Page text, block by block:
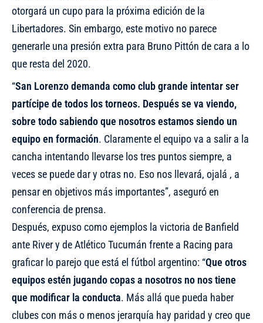
otorgará un cupo para la próxima edición de la
Libertadores. Sin embargo, este motivo no parece
generarle una presión extra para Bruno Pittón de cara a lo
que resta del 2020.
“San Lorenzo demanda como club grande intentar ser
partícipe de todos los torneos. Después se va viendo,
sobre todo sabiendo que nosotros estamos siendo un
equipo en formación. Claramente el equipo va a salir a la
cancha intentando llevarse los tres puntos siempre, a
veces se puede dar y otras no. Eso nos llevará, ojalá , a
pensar en objetivos más importantes”, aseguró en
conferencia de prensa.
Después, expuso como ejemplos la victoria de Banfield
ante River y de Atlético Tucumán frente a Racing para
graficar lo parejo que está el fútbol argentino: “Que otros
equipos estén jugando copas a nosotros no nos tiene
que modificar la conducta. Más allá que pueda haber
clubes con más o menos jerarquía hay paridad y creo que